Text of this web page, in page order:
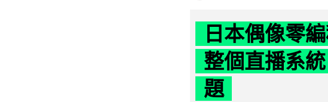
日本偶像零
整個直播系
題